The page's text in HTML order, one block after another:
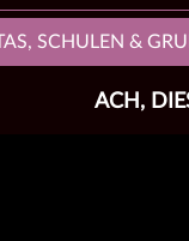
SCHULEN &
ACH,